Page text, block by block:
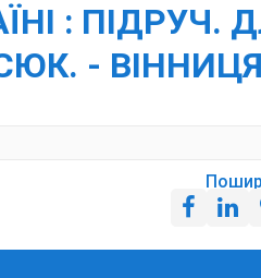
:
- ВІННИЦЯ